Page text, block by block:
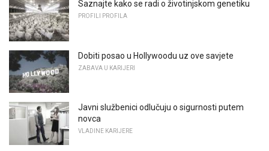
Saznajte kako se radi o životinjskom genetiku
PROFILI PROFILA
Dobiti posao u Hollywoodu uz ove savjete
ZABAVA U KARIJERI
Javni službenici odlučuju o sigurnosti putem
novca
VLADINE KARIJERE